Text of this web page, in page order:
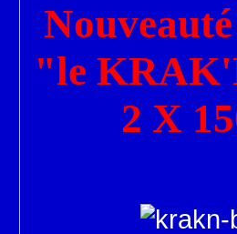
"le
2 X